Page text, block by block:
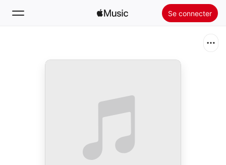
Se connecter
Installer Apple Music